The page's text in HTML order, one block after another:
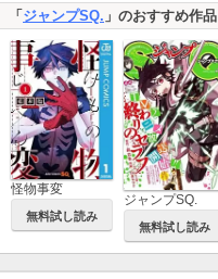
「 ジャンプSQ. 」のおすすめ作品
怪物事変
無料試し読み
ジャンプSQ.
無料試し読み